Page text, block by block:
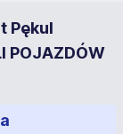
Pękul
POJAZDÓW